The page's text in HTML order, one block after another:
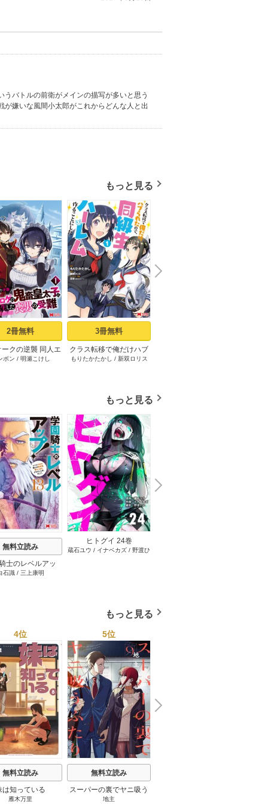
バトルの前衛がメインの描写が多いと思う
嫌いな風間小太郎がこれからどんな人と出
もっと見る
2冊無料
クの逆襲 同人エ
鬼畜皇太子に転生
ボン / 明瀬こけし
3冊無料
クラス転移で俺だけハブ
られたので、同級生ハー
もりたかたかし / 新双ロリス
N
e
x
t
もっと見る
無料立読み
士のレベルアッ
ベル1000超えの転
石識 / 三上康明
ヒトグイ 24巻
蔵石ユウ / イナベカズ / 野渡ひ
N
e
x
t
もっと見る
4位
無料立読み
は知っている
雁木万里
5位
無料立読み
スーパーの裏でヤニ吸う
ふたり
地主
N
e
x
t